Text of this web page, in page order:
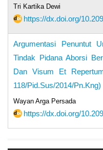
Tri Kartika Dewi
https://dx.doi.org/
Argumentasi Penuntut
Tindak Pidana Aborsi
Dan Visum Et
118/Pid.Sus/2014/Pn.Kng)
Wayan Arga Persada
https://dx.doi.org/